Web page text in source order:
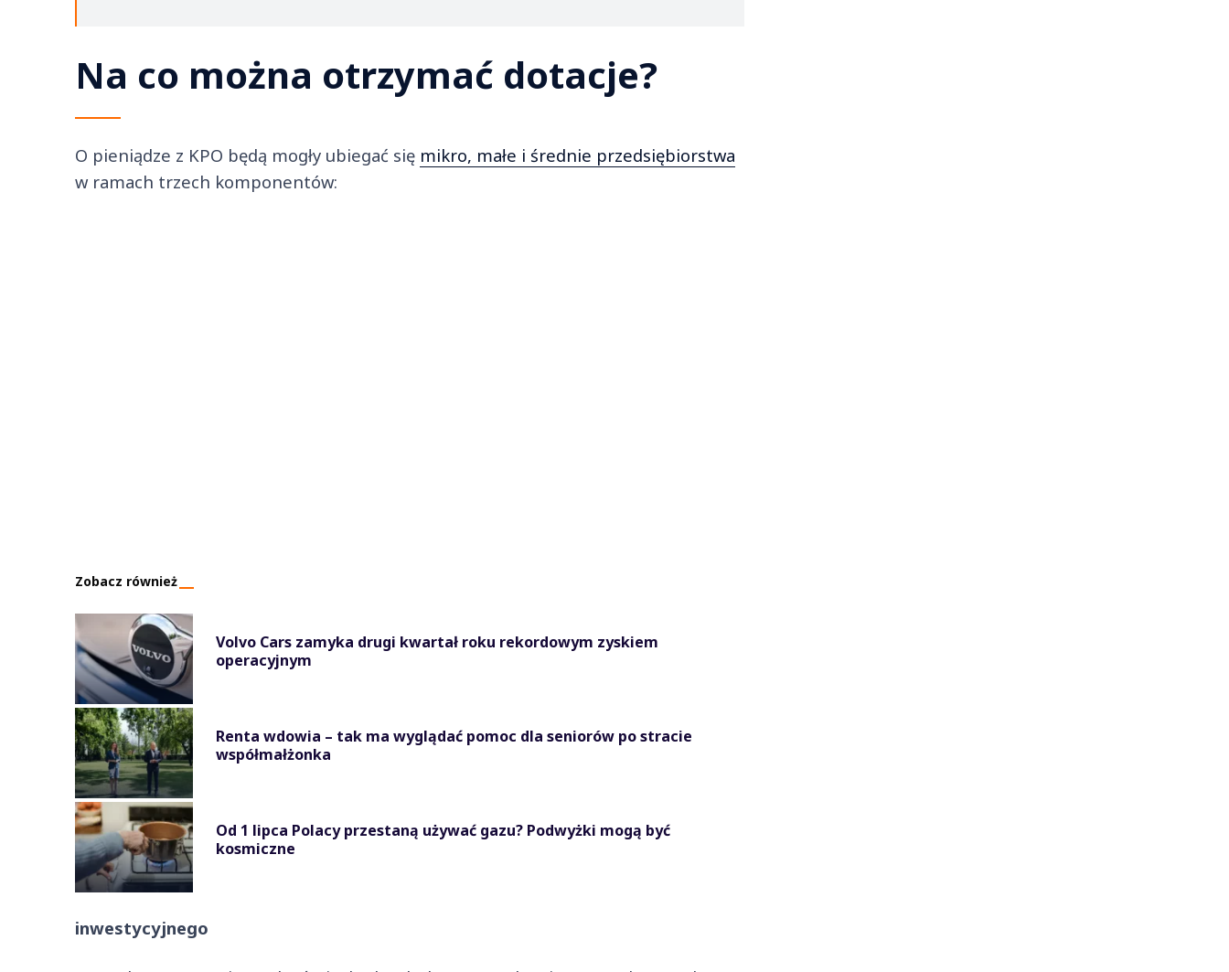
Na co można otrzymać dotacje?
O pieniądze z KPO będą mogły ubiegać się mikro, małe i średnie przedsiębiorstwa
w ramach trzech komponentów:
Zobacz również
Volvo Cars zamyka drugi kwartał roku rekordowym zyskiem
operacyjnym
Renta wdowia – tak ma wyglądać pomoc dla seniorów po stracie
współmałżonka
Od 1 lipca Polacy przestaną używać gazu? Podwyżki mogą być
kosmiczne
inwestycyjnego